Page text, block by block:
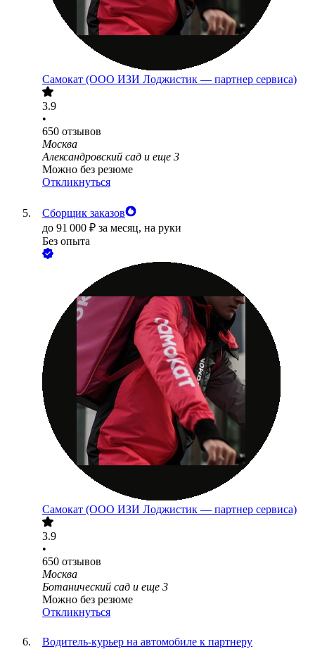
Самокат (ООО ИЗИ Лоджистик — партнер сервиса)
3.9
•
650 отзывов
Москва
Александровский сад и еще 3
Можно без резюме
Откликнуться
Сборщик заказов
до 91 000 ₽ за месяц, на руки
Без опыта
Самокат (ООО ИЗИ Лоджистик — партнер сервиса)
3.9
•
650 отзывов
Москва
Ботанический сад и еще 3
Можно без резюме
Откликнуться
Водитель-курьер на автомобиле к партнеру